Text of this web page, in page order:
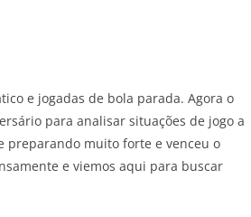
e jogadas de bola parada. Agora o
para analisar situações de jogo a
preparando muito forte e venceu o
e viemos aqui para buscar